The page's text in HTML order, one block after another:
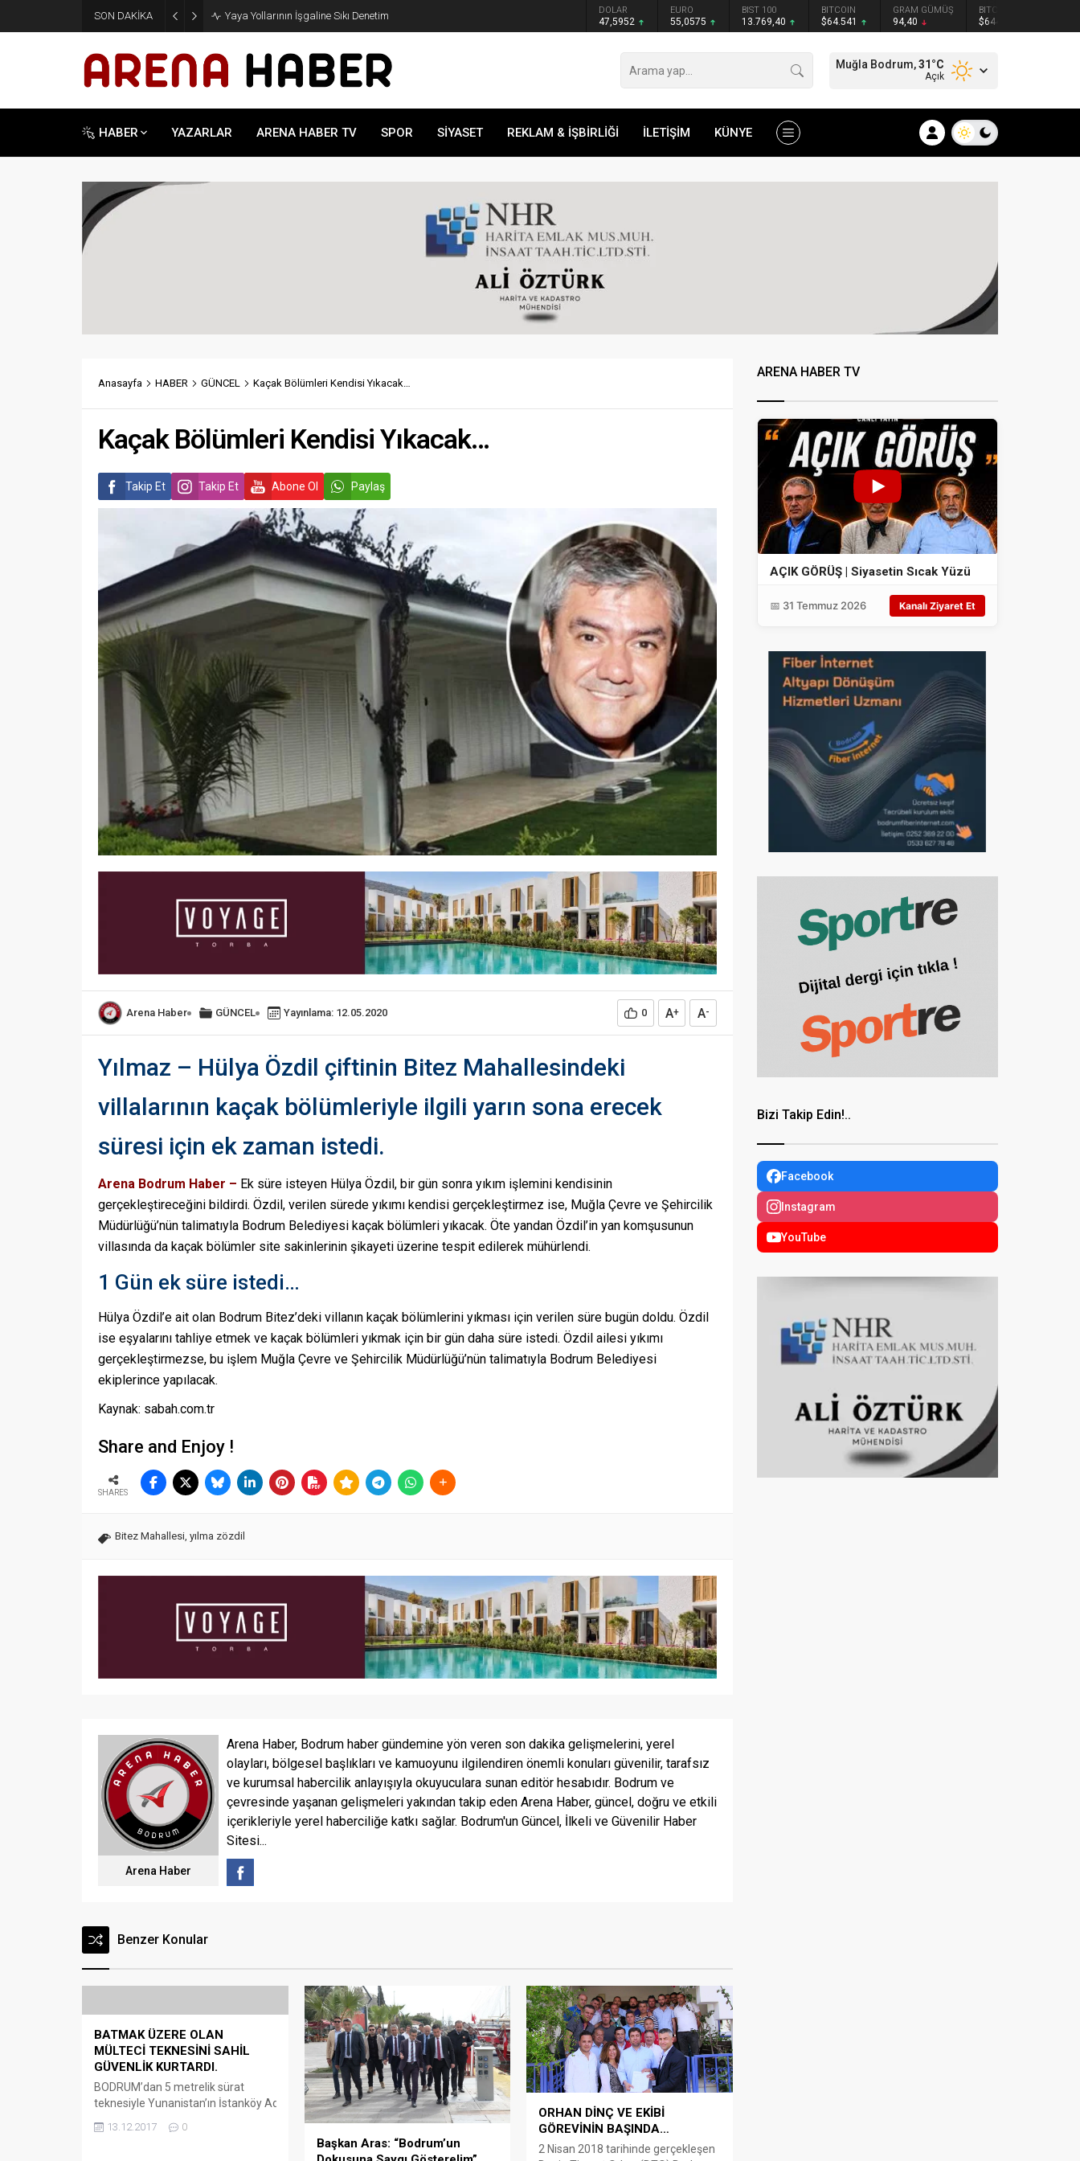
SON DAKİKA Taner Ankara: Eksik Noktalarımıza Çok İyi Transferler Yaptık! EURO
55,0575
BIST 100
13.769,40
BITCOIN
$64.541
GRAM GÜMÜŞ
94,40
BITCOIN
$64451
ETHEREUM
$1902.24
Muğla Bodrum,31°C
Açık
HABER YAZARLAR ARENA HABER TV SPOR SİYASET REKLAM & İŞBİRLİĞİ İLETİŞİM KÜNYE
Anasayfa HABER GÜNCEL Kaçak Bölümleri Kendisi Yıkacak…
Kaçak Bölümleri Kendisi Yıkacak…
Takip Et Takip Et Abone Ol Paylaş
Arena Haber GÜNCEL Yayınlama: 12.05.2020 0 A+ A-
Yılmaz – Hülya Özdil çiftinin Bitez Mahallesindeki
villalarının kaçak bölümleriyle ilgili yarın sona erecek
süresi için ek zaman istedi.
Arena Bodrum Haber – Ek süre isteyen Hülya Özdil, bir gün sonra yıkım işlemini kendisinin
gerçekleştireceğini bildirdi. Özdil, verilen sürede yıkımı kendisi gerçekleştirmez ise, Muğla Çevre ve Şehircilik
Müdürlüğü’nün talimatıyla Bodrum Belediyesi kaçak bölümleri yıkacak. Öte yandan Özdil’in yan komşusunun
villasında da kaçak bölümler site sakinlerinin şikayeti üzerine tespit edilerek mühürlendi.
1 Gün ek süre istedi…
Hülya Özdil’e ait olan Bodrum Bitez’deki villanın kaçak bölümlerini yıkması için verilen süre bugün doldu. Özdil
ise eşyalarını tahliye etmek ve kaçak bölümleri yıkmak için bir gün daha süre istedi. Özdil ailesi yıkımı
gerçekleştirmezse, bu işlem Muğla Çevre ve Şehircilik Müdürlüğü’nün talimatıyla Bodrum Belediyesi
ekiplerince yapılacak.
Kaynak: sabah.com.tr
Share and Enjoy !
SHARES
Bitez Mahallesi yılma zözdil
Arena Haber
Arena Haber, Bodrum haber gündemine yön veren son dakika gelişmelerini, yerel
olayları, bölgesel başlıkları ve kamuoyunu ilgilendiren önemli konuları güvenilir, tarafsız
ve kurumsal habercilik anlayışıyla okuyuculara sunan editör hesabıdır. Bodrum ve
çevresinde yaşanan gelişmeleri yakından takip eden Arena Haber, güncel, doğru ve etkili
içerikleriyle yerel haberciliğe katkı sağlar. Bodrum'un Güncel, İlkeli ve Güvenilir Haber
Sitesi...
Benzer Konular
BATMAK ÜZERE OLAN
MÜLTECİ TEKNESİNİ SAHİL
GÜVENLİK KURTARDI.
BODRUM’dan 5 metrelik sürat
teknesiyle Yunanistan’ın İstanköy Adası’na
(Kos Adası) geçmeye çalışan 1’i
organizatör diğerleri kaçak 21
13.12.2017 0
Başkan Aras: “Bodrum’un
ORHAN DİNÇ VE EKİBİ
GÖREVİNİN BAŞINDA…
2 Nisan 2018 tarihinde gerçekleşen
ARENA HABER TV
AÇIK GÖRÜŞ | Siyasetin Sıcak Yüzü
📅 31 Temmuz 2026 Kanalı Ziyaret Et
Bizi Takip Edin!..
Facebook
Instagram
YouTube